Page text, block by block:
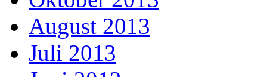
August 2013
Juli 2013